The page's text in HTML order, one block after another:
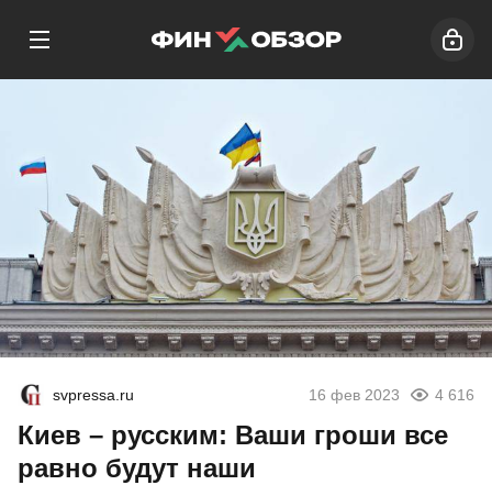
svpressa.ru 16 фев 2023 4 616
Киев – русским: Ваши гроши все
равно будут наши